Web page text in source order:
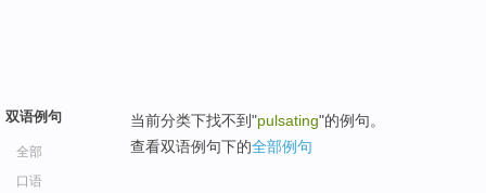
双语例句
全部
口语
当前分类下找不到"pulsating"的例句。
查看双语例句下的全部例句